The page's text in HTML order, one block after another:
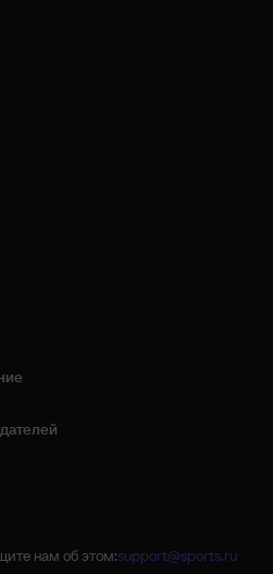
нам об этом:support@sports.ru